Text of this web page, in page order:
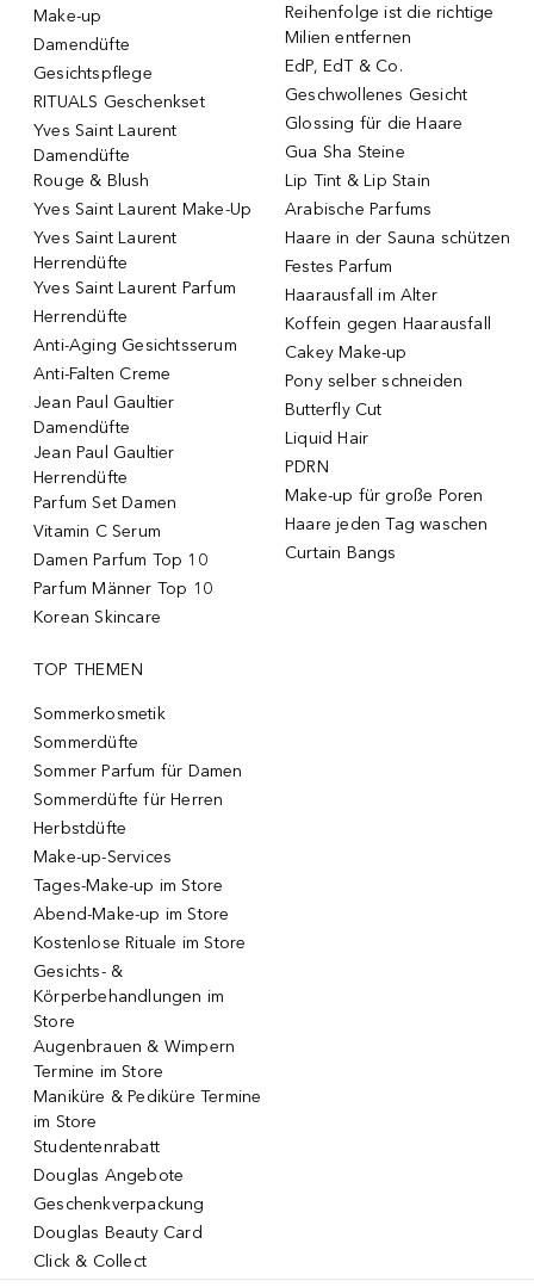
Make-up
Damendüfte
Gesichtspflege
RITUALS Geschenkset
Yves Saint Laurent
Damendüfte
Rouge & Blush
Yves Saint Laurent Make-Up
Yves Saint Laurent
Herrendüfte
Yves Saint Laurent Parfum
Herrendüfte
Anti-Aging Gesichtsserum
Anti-Falten Creme
Jean Paul Gaultier
Damendüfte
Jean Paul Gaultier
Herrendüfte
Parfum Set Damen
Vitamin C Serum
Damen Parfum Top 10
Parfum Männer Top 10
Korean Skincare
Reihenfolge ist die richtige
Milien entfernen
EdP, EdT & Co.
Geschwollenes Gesicht
Glossing für die Haare
Gua Sha Steine
Lip Tint & Lip Stain
Arabische Parfums
Haare in der Sauna schützen
Festes Parfum
Haarausfall im Alter
Koffein gegen Haarausfall
Cakey Make-up
Pony selber schneiden
Butterfly Cut
Liquid Hair
PDRN
Make-up für große Poren
Haare jeden Tag waschen
Curtain Bangs
TOP THEMEN
Sommerkosmetik
Sommerdüfte
Sommer Parfum für Damen
Sommerdüfte für Herren
Herbstdüfte
Make-up-Services
Tages-Make-up im Store
Abend-Make-up im Store
Kostenlose Rituale im Store
Gesichts- &
Körperbehandlungen im
Store
Augenbrauen & Wimpern
Termine im Store
Maniküre & Pediküre Termine
im Store
Studentenrabatt
Douglas Angebote
Geschenkverpackung
Douglas Beauty Card
Click & Collect